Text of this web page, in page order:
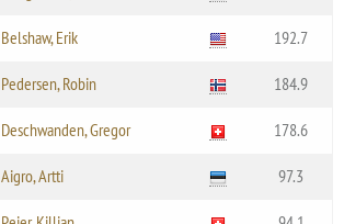
Belshaw, Erik 192.7
Pedersen, Robin 184.9
Deschwanden, Gregor 178.6
Aigro, Artti 97.3